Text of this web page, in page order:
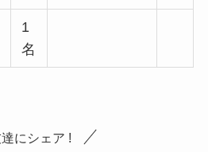
1
名
にシェア !